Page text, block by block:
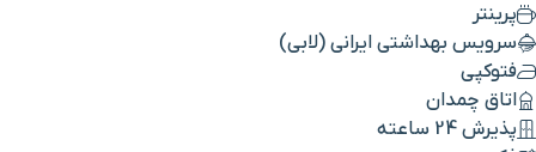
پرینتر
سرویس بهداشتی ایرانی (لابی)
فتوکپی
اتاق چمدان
پذیرش 24 ساعته